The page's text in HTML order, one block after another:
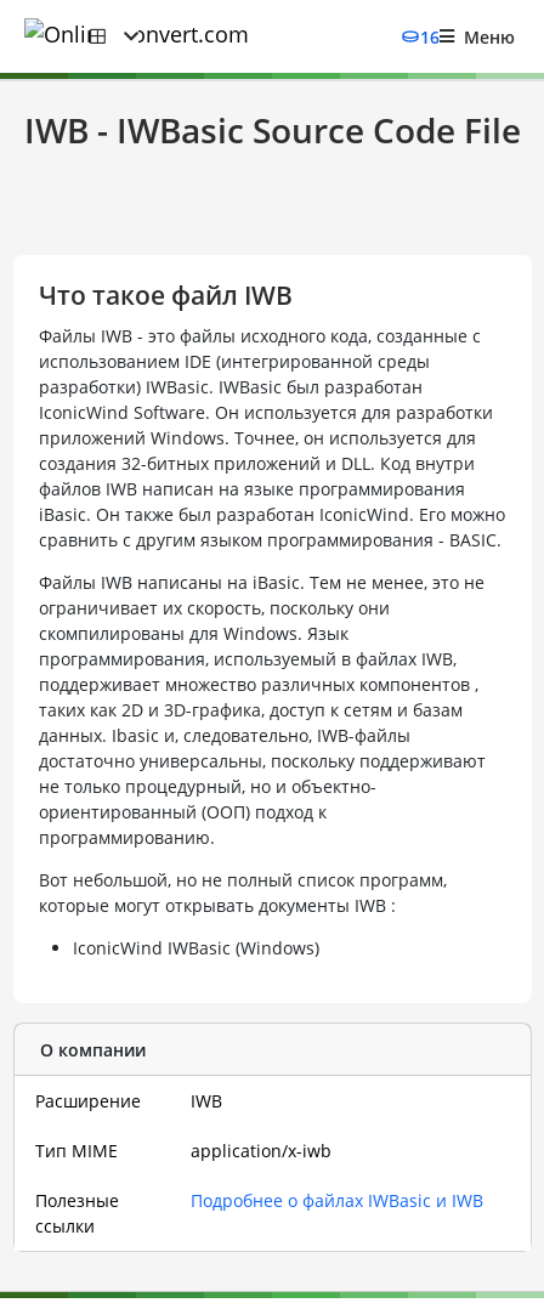
16 Меню
IWB - IWBasic Source Code File
Что такое файл IWB
Файлы IWB - это файлы исходного кода, созданные с
использованием IDE (интегрированной среды
разработки) IWBasic. IWBasic был разработан
IconicWind Software. Он используется для разработки
приложений Windows. Точнее, он используется для
создания 32-битных приложений и DLL. Код внутри
файлов IWB написан на языке программирования
iBasic. Он также был разработан IconicWind. Его можно
сравнить с другим языком программирования - BASIC.
Файлы IWB написаны на iBasic. Тем не менее, это не
ограничивает их скорость, поскольку они
скомпилированы для Windows. Язык
программирования, используемый в файлах IWB,
поддерживает множество различных компонентов ,
таких как 2D и 3D-графика, доступ к сетям и базам
данных. Ibasic и, следовательно, IWB-файлы
достаточно универсальны, поскольку поддерживают
не только процедурный, но и объектно-
ориентированный (ООП) подход к
программированию.
Вот небольшой, но не полный список программ,
которые могут открывать документы IWB :
IconicWind IWBasic (Windows)
О компании
Расширение IWB
Тип MIME application/x-iwb
Полезные
ссылки
Подробнее о файлах IWBasic и IWB